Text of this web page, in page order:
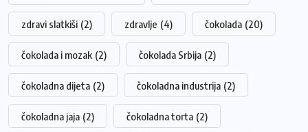
zdravi slatkiši (2) zdravlje (4) čokolada (20)
čokolada i mozak (2) čokolada Srbija (2)
čokoladna dijeta (2) čokoladna industrija (2)
čokoladna jaja (2) čokoladna torta (2)